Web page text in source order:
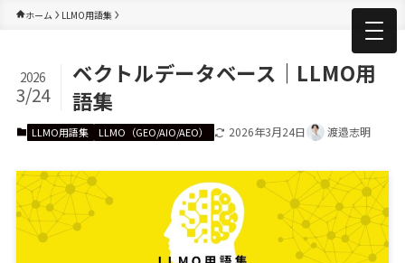
ホーム LLMO用語集
ベクトルデータベース｜LLMO用
語集
2026
3/24
LLMO用語集 LLMO（GEO/AIO/AEO） 2026年3月24日 渡邉志明